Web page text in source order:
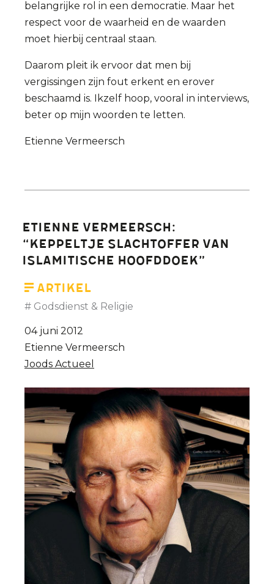
belangrijke rol in een democratie. Maar het
respect voor de waarheid en de waarden
moet hierbij centraal staan.
Daarom pleit ik ervoor dat men bij
vergissingen zijn fout erkent en erover
beschaamd is. Ikzelf hoop, vooral in interviews,
beter op mijn woorden te letten.
Etienne Vermeersch
Etienne Vermeersch:
“keppeltje slachtoffer van
islamitische hoofddoek”
Artikel
Godsdienst & Religie
04 juni 2012
Etienne Vermeersch
Joods Actueel